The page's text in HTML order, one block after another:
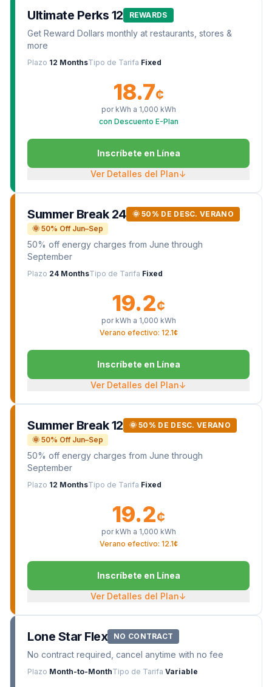
Ultimate Perks 12 REWARDS
Get Reward Dollars monthly at restaurants, stores &
more
Plazo 12 MonthsTipo de Tarifa Fixed
18.7¢
por kWh a 1,000 kWh
con Descuento E-Plan
Inscríbete en Línea
Ver Detalles del Plan↓
Summer Break 24
🌞 50% DE DESC. VERANO
🌞 50% Off Jun–Sep
50% off energy charges from June through
September
Plazo 24 MonthsTipo de Tarifa Fixed
19.2¢
por kWh a 1,000 kWh
Verano efectivo: 12.1¢
Inscríbete en Línea
Ver Detalles del Plan↓
Summer Break 12
🌞 50% DE DESC. VERANO
🌞 50% Off Jun–Sep
50% off energy charges from June through
September
Plazo 12 MonthsTipo de Tarifa Fixed
19.2¢
por kWh a 1,000 kWh
Verano efectivo: 12.1¢
Inscríbete en Línea
Ver Detalles del Plan↓
Lone Star Flex NO CONTRACT
No contract required, cancel anytime with no fee
Plazo Month-to-MonthTipo de Tarifa Variable